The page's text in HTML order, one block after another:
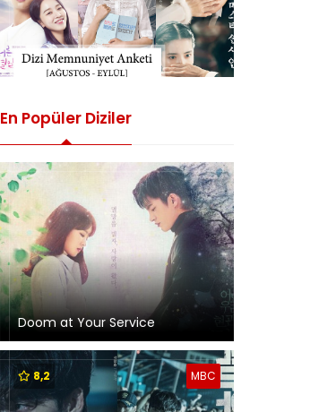
En Popüler Diziler
Doom at Your Service
MBC
8,2